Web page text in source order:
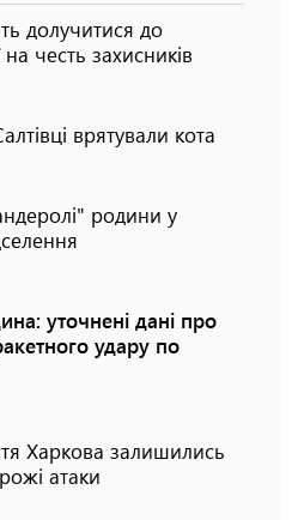
долучитися до
на честь захисників
врятували кота
родини у
уточнені дані про
удару по
Харкова залишились
атаки